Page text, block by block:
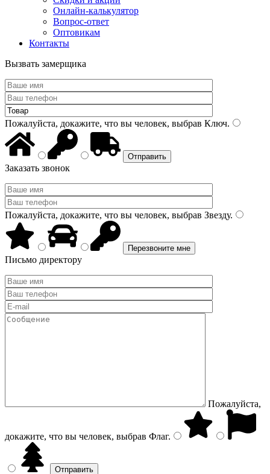
Онлайн-калькулятор
Вопрос-ответ
Оптовикам
Контакты
Вызвать замерщика
Пожалуйста, докажите, что вы человек, выбрав Ключ.
Заказать звонок
Пожалуйста, докажите, что вы человек, выбрав Звезду.
Письмо директору
Пожалуйста,
докажите, что вы человек, выбрав Флаг.